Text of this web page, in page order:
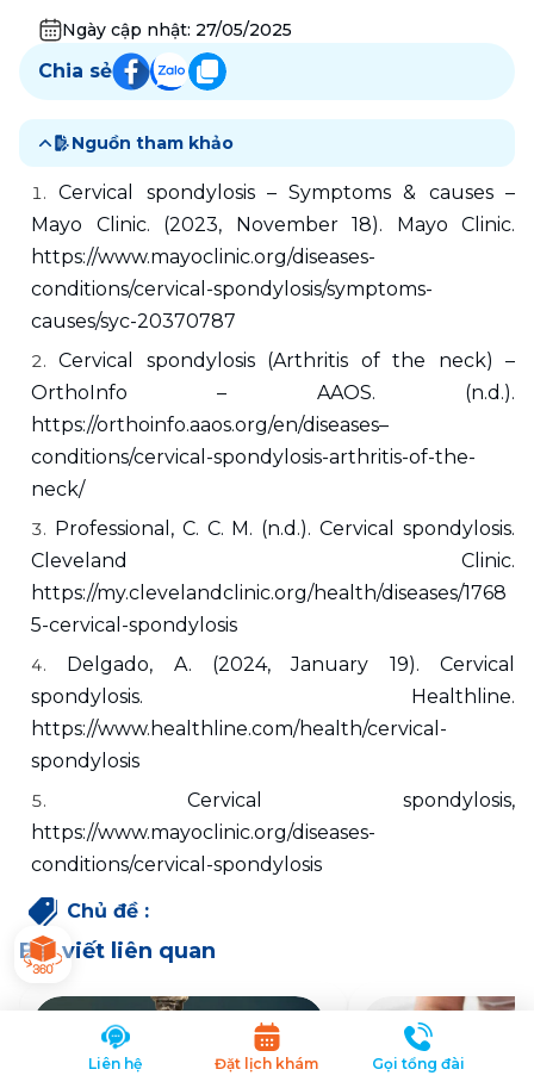
Ngày cập nhật: 27/05/2025
Chia sẻ
Nguồn tham khảo
Cervical spondylosis – Symptoms & causes –
Mayo Clinic. (2023, November 18). Mayo Clinic.
https://www.mayoclinic.org/diseases-
conditions/cervical-spondylosis/symptoms-
causes/syc-20370787
Cervical spondylosis (Arthritis of the neck) –
OrthoInfo – AAOS. (n.d.).
https://orthoinfo.aaos.org/en/diseases–
conditions/cervical-spondylosis-arthritis-of-the-
neck/
Professional, C. C. M. (n.d.). Cervical spondylosis.
Cleveland Clinic.
https://my.clevelandclinic.org/health/diseases/1768
5-cervical-spondylosis
Delgado, A. (2024, January 19). Cervical
spondylosis. Healthline.
https://www.healthline.com/health/cervical-
spondylosis
Cervical spondylosis,
https://www.mayoclinic.org/diseases-
conditions/cervical-spondylosis
Chủ đề :
Bài viết liên quan
Liên hệ Đặt lịch khám Gọi tổng đài